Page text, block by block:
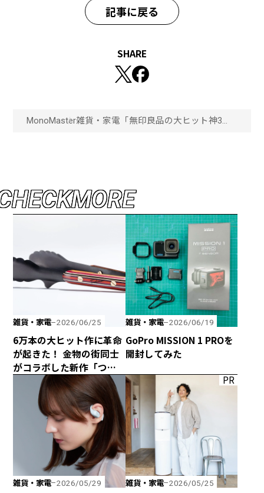
記事に戻る
SHARE
MonoMaster雑貨・家電 「無印良品の大ヒット神3」
HECKMORE
雑貨・家電 2026/06/25
6万本の大ヒット作に革命
が起きた！ 金物の街同士
がコラボした新作「つか
みのトング」が登場！
雑貨・家電 2026/06/19
GoPro MISSION 1 PROを
開封してみた
雑貨・家電 2026/05/29
PR
雑貨・家電 2026/05/25